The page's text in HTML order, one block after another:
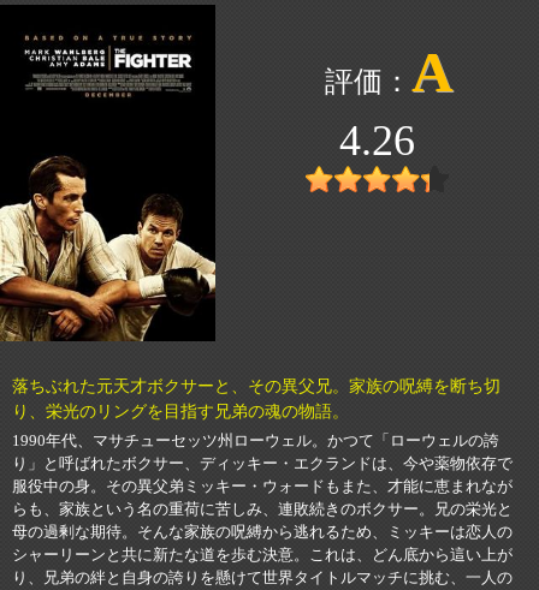
A
4.26
落ちぶれた元天才ボクサーと、その異父兄。家族の呪縛を断ち切
り、栄光のリングを目指す兄弟の魂の物語。
1990年代、マサチューセッツ州ローウェル。かつて「ローウェルの誇
り」と呼ばれたボクサー、ディッキー・エクランドは、今や薬物依存で
服役中の身。その異父弟ミッキー・ウォードもまた、才能に恵まれなが
らも、家族という名の重荷に苦しみ、連敗続きのボクサー。兄の栄光と
母の過剰な期待。そんな家族の呪縛から逃れるため、ミッキーは恋人の
シャーリーンと共に新たな道を歩む決意。これは、どん底から這い上が
り、兄弟の絆と自身の誇りを懸けて世界タイトルマッチに挑む、一人の